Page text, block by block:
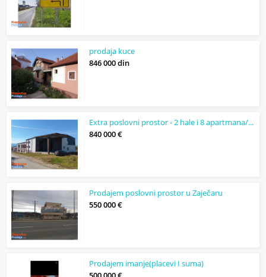
prodaja kuce
846 000 din
Extra poslovni prostor - 2 hale i 8 apartmana/kanc
840 000 €
Prodajem poslovni prostor u Zaječaru
550 000 €
Prodajem imanje(placevi I suma)